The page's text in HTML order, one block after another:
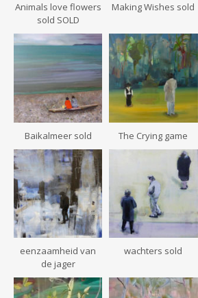
Animals love flowers
sold SOLD
Making Wishes sold
Baikalmeer sold The Crying game
eenzaamheid van
de jager
wachters sold